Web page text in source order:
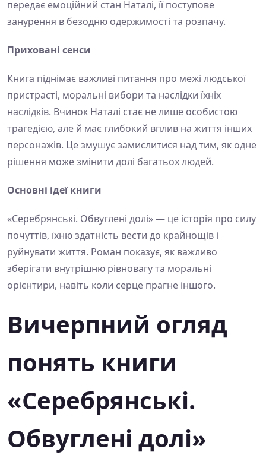
передає емоційний стан Наталі, її поступове
занурення в безодню одержимості та розпачу.
Приховані сенси
Книга піднімає важливі питання про межі людської
пристрасті, моральні вибори та наслідки їхніх
наслідків. Вчинок Наталі стає не лише особистою
трагедією, але й має глибокий вплив на життя інших
персонажів. Це змушує замислитися над тим, як одне
рішення може змінити долі багатьох людей.
Основні ідеї книги
«Серебрянські. Обвуглені долі» — це історія про силу
почуттів, їхню здатність вести до крайнощів і
руйнувати життя. Роман показує, як важливо
зберігати внутрішню рівновагу та моральні
орієнтири, навіть коли серце прагне іншого.
Вичерпний огляд
понять книги
«Серебрянські.
Обвуглені долі»